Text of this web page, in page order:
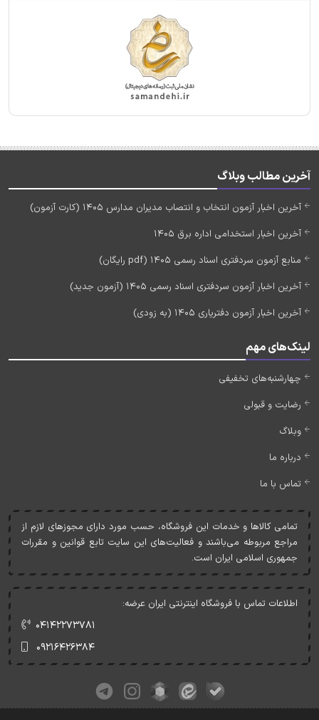
آخرین مطالب وبلاگ
آخرین اخبار آزمون انتخاب و انتصاب مدیران مدارس 1405 (کارت آزمون)
آخرین اخبار استخدامی اداره برق 1405
منابع آزمون سردفتری اسناد رسمی 1405 (pdf رایگان)
آخرین اخبار آزمون سردفتری اسناد رسمی 1405 (آزمون جدید)
آخرین اخبار آزمون دفتریاری 1405 (به زودی)
لینک‌های مهم
چهارشنبه‌های تخفیفی
رضایت و قبولی
وبلاگ
درباره ما
تماس با ما
تمامی کالاها و خدمات اين فروشگاه، حسب مورد دارای مجوزهای لازم از
مراجع مربوطه می‌باشند و فعاليت‌های اين سايت تابع قوانين و مقررات
جمهوری اسلامی ايران است.
اطلاعات تماس با فروشگاه اینترنتی ایران عرضه:
۰۴۱۴۲۲۷۳۷۸۱
۰۹۲۱۶۴۲۶۳۸۴